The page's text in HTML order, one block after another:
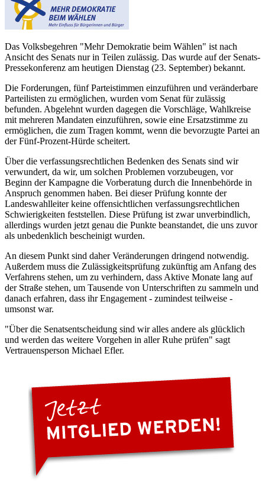
Das Volksbegehren "Mehr Demokratie beim Wählen" ist nach
Ansicht des Senats nur in Teilen zulässig. Das wurde auf der Senats-
Pressekonferenz am heutigen Dienstag (23. September) bekannt.
Die Forderungen, fünf Parteistimmen einzuführen und veränderbare
Parteilisten zu ermöglichen, wurden vom Senat für zulässig
befunden. Abgelehnt wurden dagegen die Vorschläge, Wahlkreise
mit mehreren Mandaten einzuführen, sowie eine Ersatzstimme zu
ermöglichen, die zum Tragen kommt, wenn die bevorzugte Partei an
der Fünf-Prozent-Hürde scheitert.
Über die verfassungsrechtlichen Bedenken des Senats sind wir
verwundert, da wir, um solchen Problemen vorzubeugen, vor
Beginn der Kampagne die Vorberatung durch die Innenbehörde in
Anspruch genommen haben. Bei dieser Prüfung konnte der
Landeswahlleiter keine offensichtlichen verfassungsrechtlichen
Schwierigkeiten feststellen. Diese Prüfung ist zwar unverbindlich,
allerdings wurden jetzt genau die Punkte beanstandet, die uns zuvor
als unbedenklich bescheinigt wurden.
An diesem Punkt sind daher Veränderungen dringend notwendig.
Außerdem muss die Zulässigkeitsprüfung zukünftig am Anfang des
Verfahrens stehen, um zu verhindern, dass Aktive Monate lang auf
der Straße stehen, um Tausende von Unterschriften zu sammeln und
danach erfahren, dass ihr Engagement - zumindest teilweise -
umsonst war.
"Über die Senatsentscheidung sind wir alles andere als glücklich
und werden das weitere Vorgehen in aller Ruhe prüfen" sagt
Vertrauensperson Michael Efler.